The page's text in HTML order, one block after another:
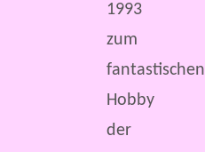
1993
zum
fantastischen
Hobby
der